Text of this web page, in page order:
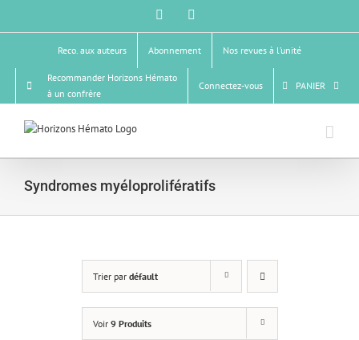
Facebook
Reco. aux auteurs Abonnement Nos revues à l’unité
Recommander Horizons Hémato
à un confrère
Connectez-vous PANIER
Syndromes myéloprolifératifs
Trier par défault
Voir 9 Produits